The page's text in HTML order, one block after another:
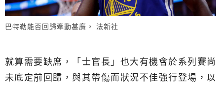
巴特勒能否回歸牽動甚廣。 法新社
就算需要缺席，「士官長」也大有機會於系列賽尚
未底定前回歸，與其帶傷而狀況不佳強行登場，以